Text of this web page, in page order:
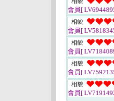
會員[
相貌
會員[
相貌
會員[
相貌
會員[
相貌
會員[